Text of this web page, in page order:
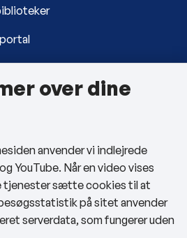
over dine
anvender vi indlejrede
YouTube. Når en video vises
tjenester sætte cookies til at
på sitet anvender
serverdata, som fungerer uden